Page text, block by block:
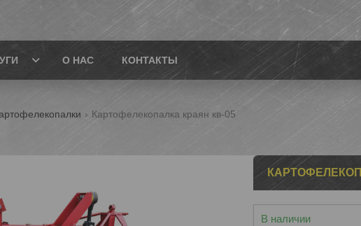
О НАС КОНТАКТЫ
Картофелекопалка краян кв-05
В наличии